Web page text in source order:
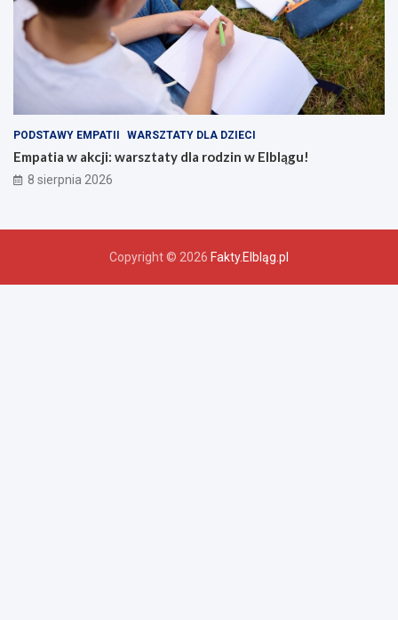
PODSTAWY EMPATII WARSZTATY DLA DZIECI
Empatia w akcji: warsztaty dla rodzin w Elblągu!
8 sierpnia 2026
Copyright © 2026 Fakty.Elbląg.pl